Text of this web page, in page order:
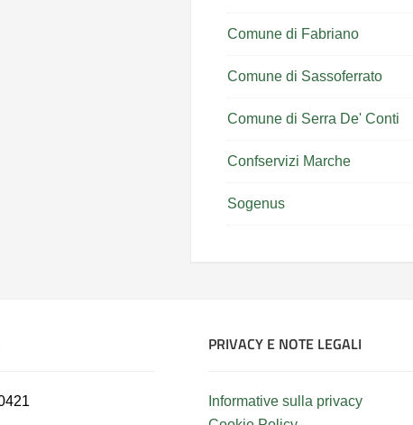
Comune di Fabriano
Comune di Sassoferrato
Comune di Serra De' Conti
Confservizi Marche
Sogenus
PRIVACY E NOTE LEGALI
Informative sulla privacy